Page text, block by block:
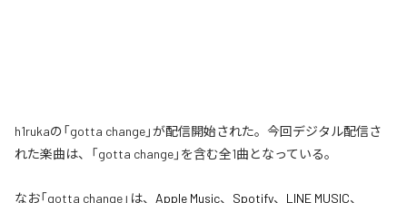
h1rukaの「gotta change」が配信開始された。今回デジタル配信さ
れた楽曲は、「gotta change」を含む全1曲となっている。
なお「gotta change」は、 Apple Music、 Spotify、 LINE MUSIC、